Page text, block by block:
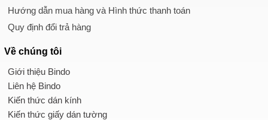
Hướng dẫn mua hàng và Hình thức thanh toán
Quy định đổi trả hàng
Về chúng tôi
Giới thiệu Bindo
Liên hệ Bindo
Kiến thức dán kính
Kiến thức giấy dán tường